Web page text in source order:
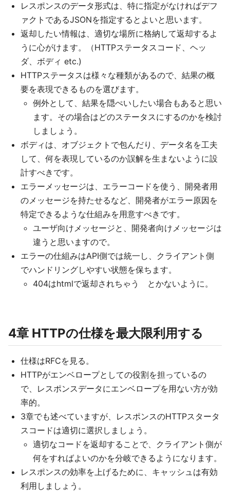
レスポンスのデータ形式は、特に指定がなければデフ
ァクトであるJSONを指定するとよいと思います。
返却したい情報は、適切な場所に格納して返却するよ
うに心がけます。（HTTPステータスコード、ヘッ
ダ、ボディ etc.)
HTTPステータスは様々な種類があるので、結果の概
要を表現できるものを選びます。
例外として、結果を隠ぺいしたい場合もあると思い
ます。その場合はどのステータスにするのかを検討
しましょう。
ボディは、オブジェクトで包んだり、データ名を工夫
して、何を表現しているのか誤解を生まないように設
計すべきです。
エラーメッセージは、エラーコードを使う、開発者用
のメッセージを持たせるなど、開発者がエラー原因を
特定できるような仕組みを用意すべきです。
ユーザ向けメッセージと、開発者向けメッセージは
違うと思いますので。
エラーの仕組みはAPI側では統一し、クライアント側
でハンドリングしやすい状態を保ちます。
404はhtmlで返却されちゃう とかないように。
4章 HTTPの仕様を最大限利用する
仕様はRFCを見る。
HTTPがエンベロープとしての役割を担っているの
で、レスポンスデータにエンベロープを用ない方が効
率的。
3章でも述べていますが、レスポンスのHTTPスタータ
スコードは適切に選択しましょう。
適切なコードを返却することで、クライアント側が
何をすればよいのかを分岐できるようになります。
レスポンスの効率を上げるために、キャッシュは有効
利用しましょう。